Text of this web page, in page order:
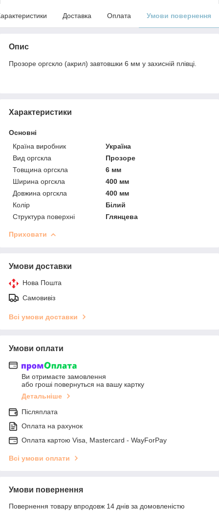
Доставка Оплата Умови повернення
Опис
Прозоре оргскло (акрил) завтовшки 6 мм у захисній плівці.
Характеристики
Основні
Країна виробник
Україна
Вид оргскла
Прозоре
Товщина оргскла
6 мм
Ширина оргскла
400 мм
Довжина оргскла
400 мм
Колір
Білий
Структура поверхні
Глянцева
Приховати
Умови доставки
Нова Пошта
Самовивіз
Всі умови доставки
Умови оплати
Ви отримаєте замовлення
або гроші повернуться на вашу картку
Детальніше
Післяплата
Оплата на рахунок
Оплата картою Visa, Mastercard - WayForPay
Всі умови оплати
Умови повернення
Повернення товару впродовж 14 днів за домовленістю